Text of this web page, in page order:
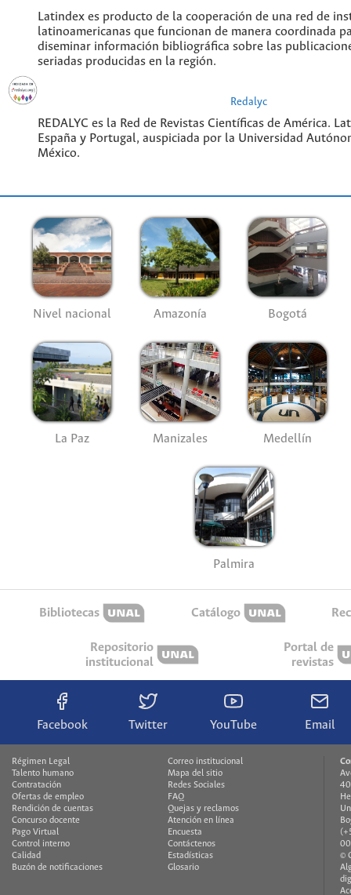
Latindex es producto de la cooperación de una red de
latinoamericanas que funcionan de manera coordinada
diseminar información bibliográfica sobre las
seriadas producidas en la región.
Redalyc
REDALYC es la Red de Revistas Científicas de América.
España y Portugal, auspiciada por la Universidad
México.
Nivel nacional Amazonía Bogotá
La Paz Manizales Medellín
Palmira
Bibliotecas Catálogo
Repositorio
institucional
Portal de
revistas
Facebook Twitter YouTube Email
Régimen Legal
Talento humano
Contratación
Ofertas de empleo
Rendición de cuentas
Concurso docente
Pago Virtual
Control interno
Calidad
Buzón de notificaciones
Correo institucional
Mapa del sitio
Redes Sociales
FAQ
Quejas y reclamos
Atención en línea
Encuesta
Contáctenos
Estadísticas
Glosario
©